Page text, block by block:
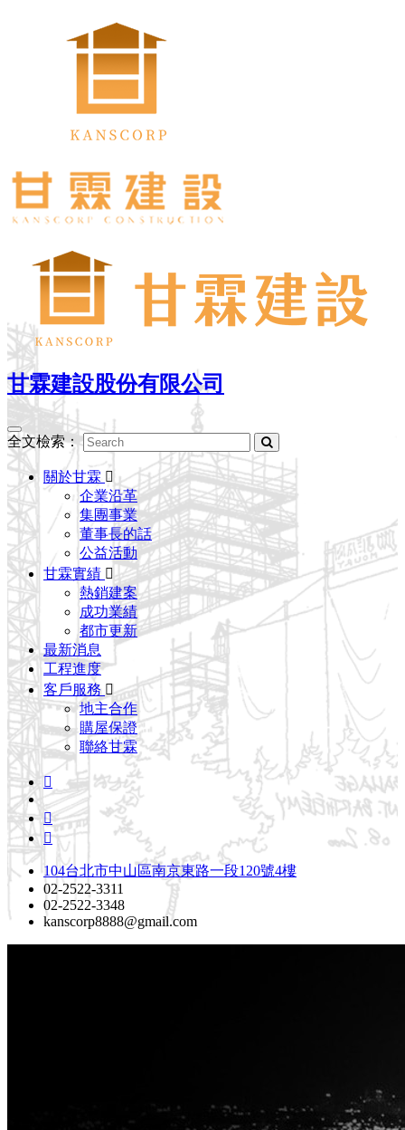
甘霖建設股份有限公司
Toggle
navigation
全文檢索：
關於甘霖
企業沿革
集團事業
董事長的話
公益活動
甘霖實績
熱銷建案
成功業績
都市更新
最新消息
工程進度
客戶服務
地主合作
購屋保證
聯絡甘霖
104台北市中山區南京東路一段120號4樓
02-2522-3311
02-2522-3348
kanscorp8888@gmail.com